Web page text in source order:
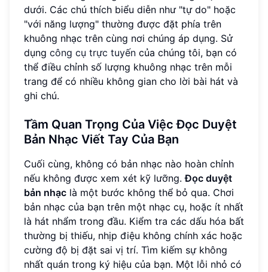
dưới. Các chú thích biểu diễn như "tự do" hoặc
"với năng lượng" thường được đặt phía trên
khuông nhạc trên cùng nơi chúng áp dụng. Sử
dụng công cụ trực tuyến của chúng tôi, bạn có
thể điều chỉnh số lượng khuông nhạc trên mỗi
trang để có nhiều không gian cho lời bài hát và
ghi chú.
Tầm Quan Trọng Của Việc Đọc Duyệt
Bản Nhạc Viết Tay Của Bạn
Cuối cùng, không có bản nhạc nào hoàn chỉnh
nếu không được xem xét kỹ lưỡng.Đọc duyệt
bản nhạc là một bước không thể bỏ qua. Chơi
bản nhạc của bạn trên một nhạc cụ, hoặc ít nhất
là hát nhẩm trong đầu. Kiểm tra các dấu hóa bất
thường bị thiếu, nhịp điệu không chính xác hoặc
cường độ bị đặt sai vị trí. Tìm kiếm sự không
nhất quán trong ký hiệu của bạn. Một lỗi nhỏ có